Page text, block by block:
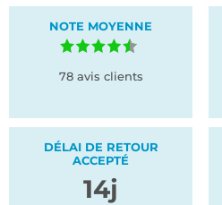
NOTE MOYENNE
78 avis clients
DÉLAI DE RETOUR
ACCEPTÉ
14j